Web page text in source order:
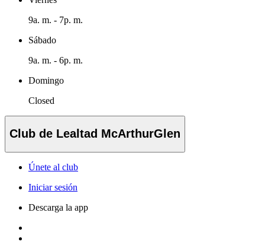
9a. m. - 7p. m.
Sábado
9a. m. - 6p. m.
Domingo
Closed
Club de Lealtad McArthurGlen
Únete al club
Iniciar sesión
Descarga la app